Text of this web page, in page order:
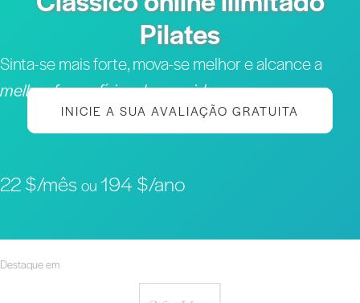
Pilates
Sinta-se mais forte, mova-se melhor e alcance a
melhor forma física da sua vida
INICIE A SUA AVALIAÇÃO GRATUITA
22 $/mêsou 194 $/ano
Destaque em